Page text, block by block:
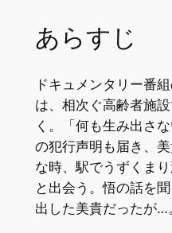
あらすじ
ドキュメンタリー番
は、相次ぐ高齢者施
く。「何も生み出さ
の犯行声明も届き、
な時、駅でうずくま
と出会う。悟の話を
出した美貴だったが…